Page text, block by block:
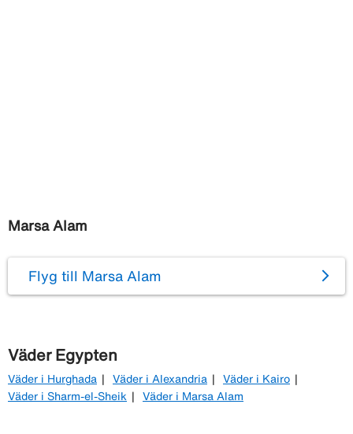
Marsa Alam
Flyg till Marsa Alam
Väder Egypten
Väder i Hurghada Väder i Alexandria
Väder i Kairo
Väder i Sharm-el-Sheik
Väder i Marsa Alam